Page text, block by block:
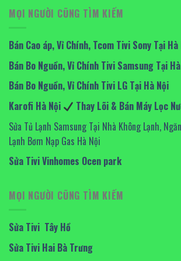
MỌI NGƯỜI CŨNG TÌM KIẾM
Bán Cao áp, Vỉ Chính, Tcom Tivi Sony Tại Hà
Bán Bo Nguồn, Vỉ Chính Tivi Samsung Tại
Bán Bo Nguồn, Vỉ Chính Tivi LG Tại Hà Nội
Karofi Hà Nội
Thay Lõi & Bán Máy Lọc
Sửa Tủ Lạnh Samsung Tại Nhà Không Lạnh,
Lạnh Bơm Nạp Gas Hà Nội
Sửa Tivi Vinhomes Ocen park
MỌI NGƯỜI CŨNG TÌM KIẾM
Sửa Tivi Tây Hồ
Sửa Tivi Hai Bà Trưng